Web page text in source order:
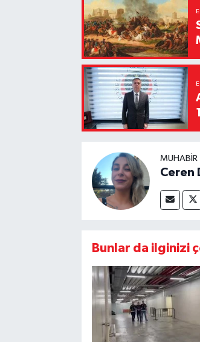
MUHABIR
Ceren
Bunlar da ilginizi